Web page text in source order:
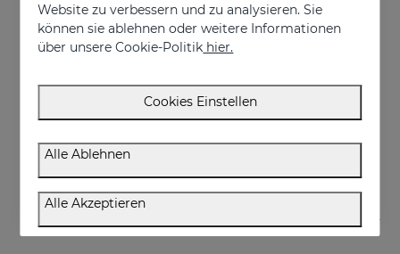
In den Warenkorb
350.00 €
In den Warenkorb
Website zu verbessern und zu analysieren. Sie
können sie ablehnen oder weitere Informationen
über unsere Cookie-Politik hier.
Cookies Einstellen
Alle Ablehnen
Alle Akzeptieren